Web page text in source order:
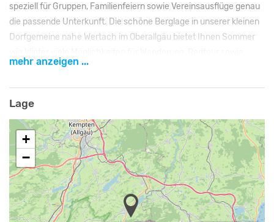
speziell für Gruppen, Familienfeiern sowie Vereinsausflüge genau
die passende Unterkunft. Die schöne Berglage in unserer kleinen
Dorfgemeine nahe Wertach im Oberallgäu bietet Ihnen Sommer
Bademöglichkeiten am nahegelegenen Grüntensee.
Allgäuer Alpen, Füssen mit Schlössern, Wander- und Skigebiet,
Jungholz und Oberjoch, Kletterwald, Grüntensee, Rafting, Kanu,
Skywalk Allgäu, Breitachklamm, Käserei, Nebelhorn,
Heißluftballon, Sommerrodelbahn, uvm...
Bemerkungen
Das Haus bietet durch die Möglichkeit zur Selbstversorgung eine
mehr anzeigen ...
Lage
+
−